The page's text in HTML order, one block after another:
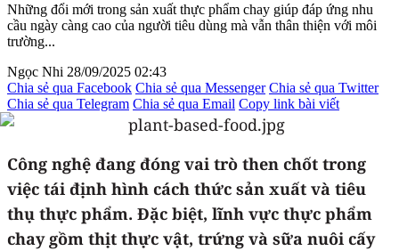
Những đổi mới trong sản xuất thực phẩm chay giúp đáp ứng nhu
cầu ngày càng cao của người tiêu dùng mà vẫn thân thiện với môi
trường...
Ngọc Nhi 28/09/2025 02:43
Chia sẻ qua Facebook Chia sẻ qua Messenger Chia sẻ qua Twitter
Chia sẻ qua Telegram Chia sẻ qua Email Copy link bài viết
Công nghệ đang đóng vai trò then chốt trong
việc tái định hình cách thức sản xuất và tiêu
thụ thực phẩm. Đặc biệt, lĩnh vực thực phẩm
chay gồm thịt thực vật, trứng và sữa nuôi cấy